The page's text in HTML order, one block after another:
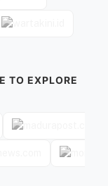
TO EXPLORE